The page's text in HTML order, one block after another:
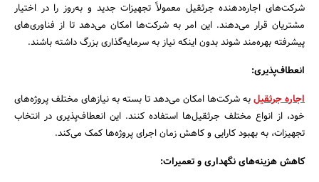
شرکت‌های اجاره‌دهنده جرثقیل معمولاً تجهیزات جدید و به‌روز را در اختیار
مشتریان قرار می‌دهند. این امر به شرکت‌ها امکان می‌دهد تا از فناوری‌های
پیشرفته بهره‌مند شوند بدون اینکه نیاز به سرمایه‌گذاری بزرگ داشته باشند.
انعطاف‌پذیری:
اجاره جرثقیلبه شرکت‌ها امکان می‌دهد تا بسته به نیازهای مختلف پروژه‌های
خود، از انواع مختلف جرثقیل‌ها استفاده کنند. این انعطاف‌پذیری در انتخاب
تجهیزات، به بهبود کارایی و کاهش زمان اجرای پروژه‌ها کمک می‌کند.
کاهش هزینه‌های نگهداری و تعمیرات: